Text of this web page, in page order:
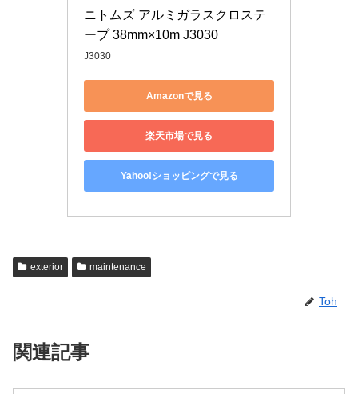
ニトムズ アルミガラスクロステ
ープ 38mm×10m J3030
J3030
Amazonで見る
楽天市場で見る
Yahoo!ショッピングで見る
exterior maintenance
Toh
関連記事